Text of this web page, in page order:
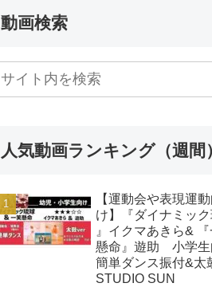
動画検索
人気動画ランキング（週間
【運動会や表現運動
け】『ダイナミッ
』イクマあきら&
懸命』遊助 小学生
簡単ダンス振付&太
STUDIO SUN